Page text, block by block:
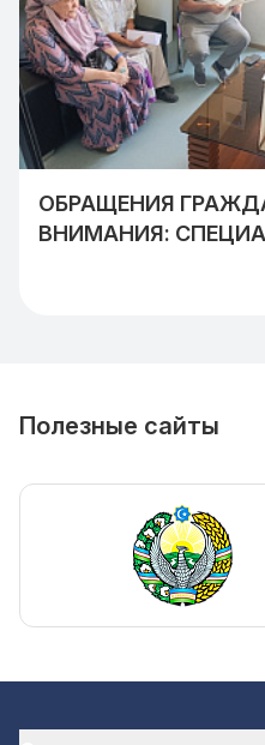
ОБРАЩЕНИЯ
ВНИМАНИЯ:
«УЗТРАНСГАЗ»
Полезные сайты